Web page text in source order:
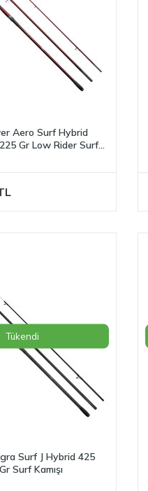
Aero Surf Hybrid
Gr Low Rider Surf
Tükendi
Surf J Hybrid 425
Surf Kamışı